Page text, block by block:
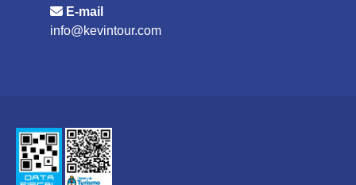
E-mail
info@kevintour.com